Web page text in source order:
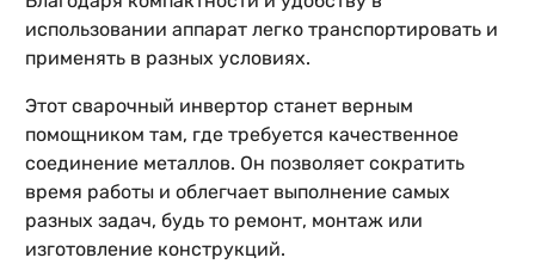
использовании аппарат легко транспортировать и
применять в разных условиях.
Этот сварочный инвертор станет верным
помощником там, где требуется качественное
соединение металлов. Он позволяет сократить
время работы и облегчает выполнение самых
разных задач, будь то ремонт, монтаж или
изготовление конструкций.